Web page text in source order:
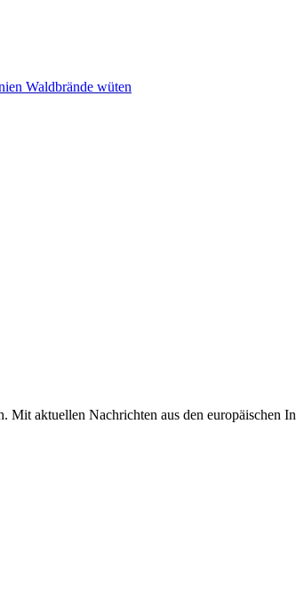
Waldbrände wüten
aktuellen Nachrichten aus den europäischen